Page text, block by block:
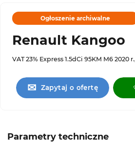
Ogłoszenie archiwalne
Renault Kangoo
VAT 23% Express 1.5dCi 95KM M6 2020
✉ Zapytaj o ofertę
Parametry techniczne